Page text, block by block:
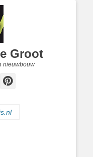
Groot
nieuwbouw
Pinterest